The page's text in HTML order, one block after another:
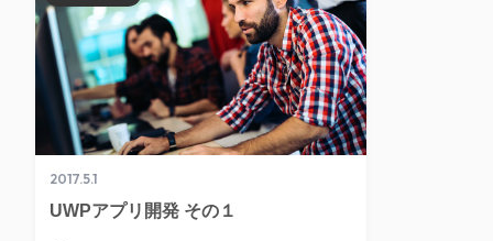
2017.5.1
UWPアプリ開発 その１